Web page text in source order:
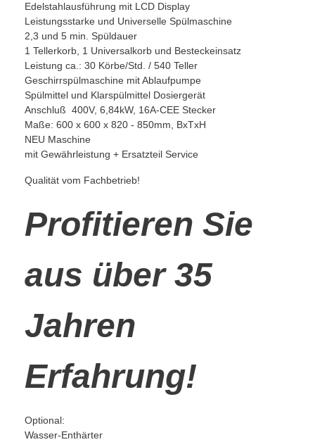
Edelstahlausführung mit LCD Display
Leistungsstarke und Universelle Spülmaschine
2,3 und 5 min. Spüldauer
1 Tellerkorb, 1 Universalkorb und Besteckeinsatz
Leistung ca.: 30 Körbe/Std. / 540 Teller
Geschirrspülmaschine mit Ablaufpumpe
Spülmittel und Klarspülmittel Dosiergerät
Anschluß 400V, 6,84kW, 16A-CEE Stecker
Maße: 600 x 600 x 820 - 850mm, BxTxH
NEU Maschine
mit Gewährleistung + Ersatzteil Service
Qualität vom Fachbetrieb!
Profitieren Sie
aus über 35
Jahren
Erfahrung!
Optional:
Wasser-Enthärter